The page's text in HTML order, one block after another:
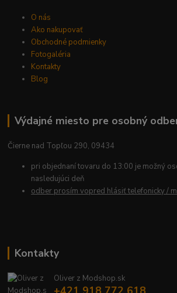
O nás
Ako nakupovať
Obchodné podmienky
Fotogaléria
Kontakty
Blog
Výdajné miesto pre osobný
Čierne nad Topľou 290, 09434
pri objednaní tovaru do 13:00 je možný
nasledujúci deň
odber prosím vopred hlásiť telefonicky /
Kontakty
Oliver z Modshop.sk